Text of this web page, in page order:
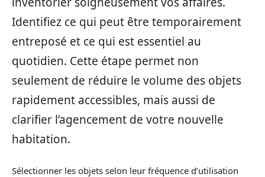
Identifiez ce qui peut être temporairement
entreposé et ce qui est essentiel au
quotidien. Cette étape permet non
seulement de réduire le volume des objets
rapidement accessibles, mais aussi de
clarifier l’agencement de votre nouvelle
habitation.
Sélectionner les objets selon leur fréquence d’utilisation